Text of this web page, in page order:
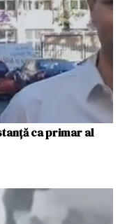
ca primar al